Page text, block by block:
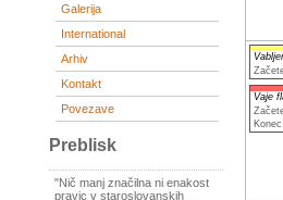
Galerija
International
Arhiv
Kontakt
Povezave
Preblisk
"Nič manj značilna ni enakost
pravic v staroslovanskih
Vaje